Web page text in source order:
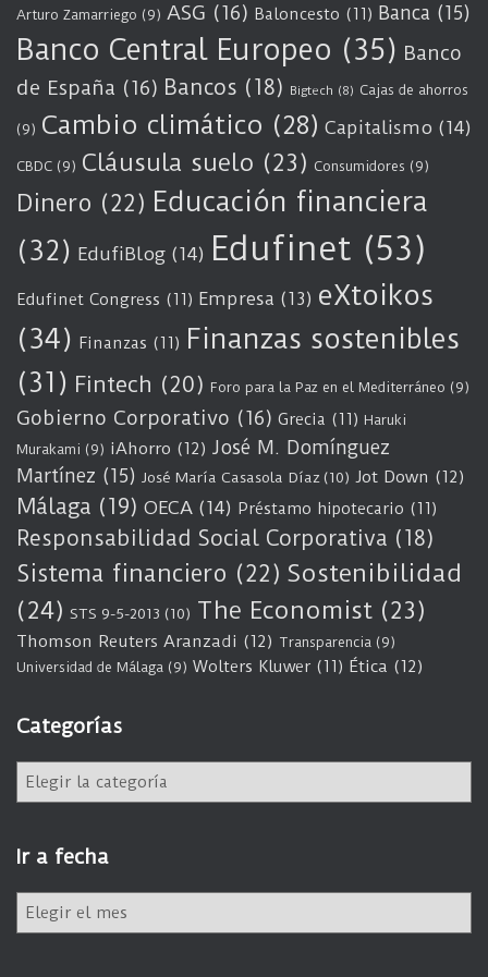
Arturo Zamarriego (9) ASG (16) Baloncesto (11) Banca (15)
Banco Central Europeo (35) Banco
de España (16) Bancos (18) Bigtech (8) Cajas de ahorros
(9) Cambio climático (28) Capitalismo (14)
CBDC (9) Cláusula suelo (23) Consumidores (9)
Dinero (22) Educación financiera
(32) EdufiBlog (14) Edufinet (53)
Edufinet Congress (11) Empresa (13) eXtoikos
(34) Finanzas (11) Finanzas sostenibles
(31) Fintech (20) Foro para la Paz en el Mediterráneo (9)
Gobierno Corporativo (16) Grecia (11) Haruki
Murakami (9) iAhorro (12) José M. Domínguez
Martínez (15) José María Casasola Díaz(10) Jot Down (12)
Málaga (19) OECA (14) Préstamo hipotecario (11)
Responsabilidad Social Corporativa (18)
Sistema financiero (22) Sostenibilidad
(24) STS 9-5-2013 (10) The Economist (23)
Thomson Reuters Aranzadi (12) Transparencia (9)
Universidad de Málaga (9) Wolters Kluwer (11) Ética (12)
Categorías
e
g
o
Ir a fecha